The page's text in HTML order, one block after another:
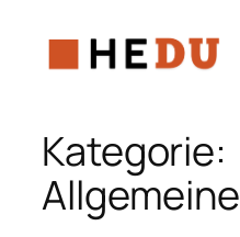
Inhalt
springen
Kategorie: